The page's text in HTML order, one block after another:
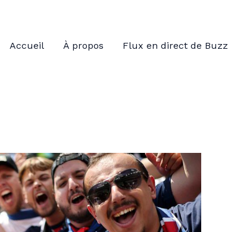
Accueil À propos Flux en direct de Buzz